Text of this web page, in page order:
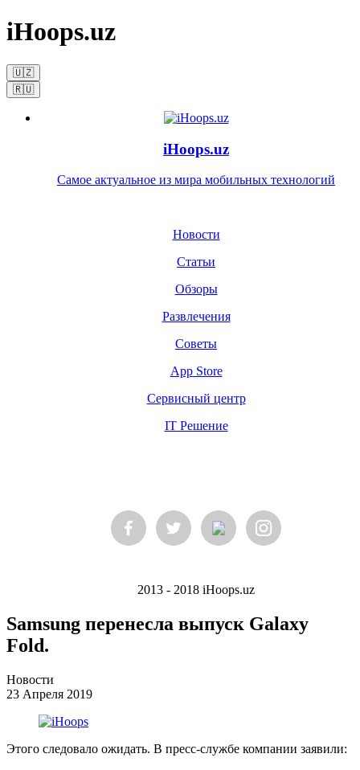
iHoops.uz
🇺🇿
🇷🇺
iHoops.uz
Самое актуальное из мира мобильных технологий
Новости
Статьи
Обзоры
Развлечения
Советы
App Store
Сервисный центр
IT Решение
2013 - 2018 iHoops.uz
Samsung перенесла выпуск Galaxy
Fold.
Новости
23 Апреля 2019
Этого следовало ожидать. В пресс-службе компании заявили: